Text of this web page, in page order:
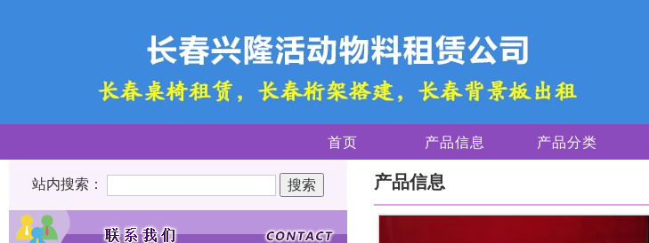
首页 产品信息 产品分类
站内搜索： 产品信息